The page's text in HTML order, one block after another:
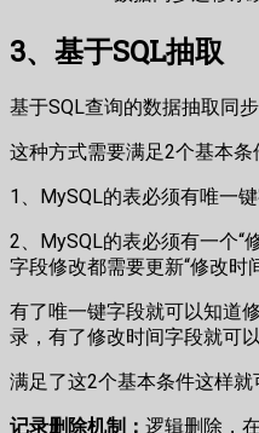
3、基于SQL抽取
基于SQL查询的数据抽取同步
这种方式需要满足2个基本条
1、MySQL的表必须有唯一
2、MySQL的表必须有一个“
字段修改都需要更新“修改时
有了唯一键字段就可以知道
录，有了修改时间字段就可
满足了这2个基本条件这样就
记录删除机制： 逻辑删除，